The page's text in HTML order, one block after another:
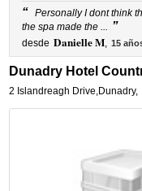
“ Personally I dont think
the spa made the ... ”
desde Danielle M, 15
Dunadry Hotel
2 Islandreagh Drive,Dunadry,